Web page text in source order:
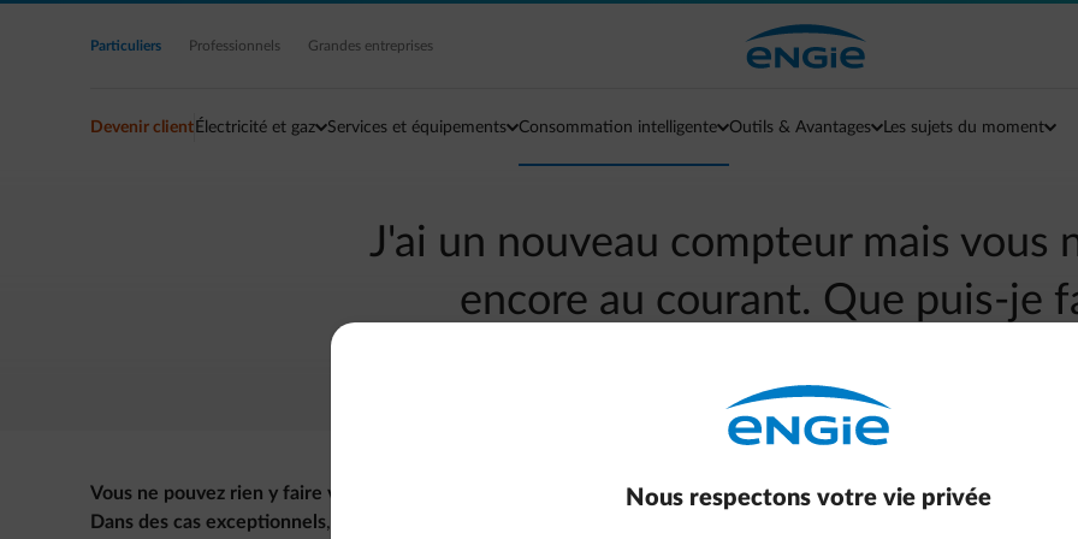
Accéder au contenu principal
Particuliers Professionnels Grandes entreprises
Devenir client Électricité et gaz Services et équipements Consommation intelligente Outils & Avantages Les sujets du moment
J'ai un nouveau compteur mais vous
encore au courant. Que puis-je
Aller à la page contact
Vous ne pouvez rien y faire vous-même.
Seul votre gestionnaire de réseau de distribution peut nous en informer.
Dans des cas exceptionnels, il peut y avoir un retard dans la transmission de vos données.
Nous respectons votre vie privée